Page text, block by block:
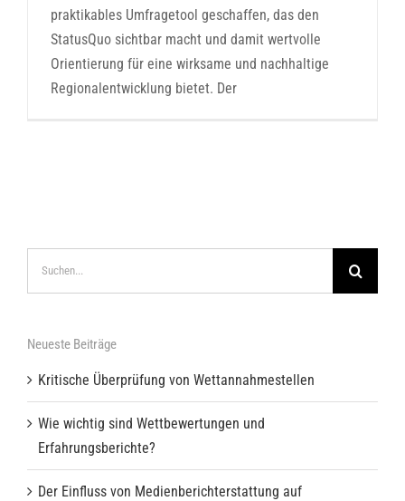
praktikables Umfragetool geschaffen, das den
StatusQuo sichtbar macht und damit wertvolle
Orientierung für eine wirksame und nachhaltige
Regionalentwicklung bietet. Der
Neueste Beiträge
Kritische Überprüfung von Wettannahmestellen
Wie wichtig sind Wettbewertungen und
Erfahrungsberichte?
Der Einfluss von Medienberichterstattung auf